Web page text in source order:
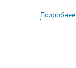
Подробнее